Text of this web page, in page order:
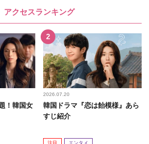
アクセスランキング
！韓国女
2026.07.20
韓国ドラマ『恋は飴模様』あら
すじ紹介